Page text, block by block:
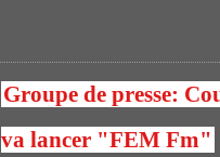
Groupe de presse:
va lancer "FEM Fm"